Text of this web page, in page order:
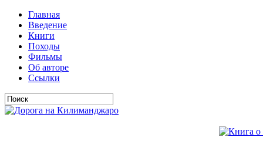
Главная
Введение
Книги
Походы
Фильмы
Об авторе
Ссылки